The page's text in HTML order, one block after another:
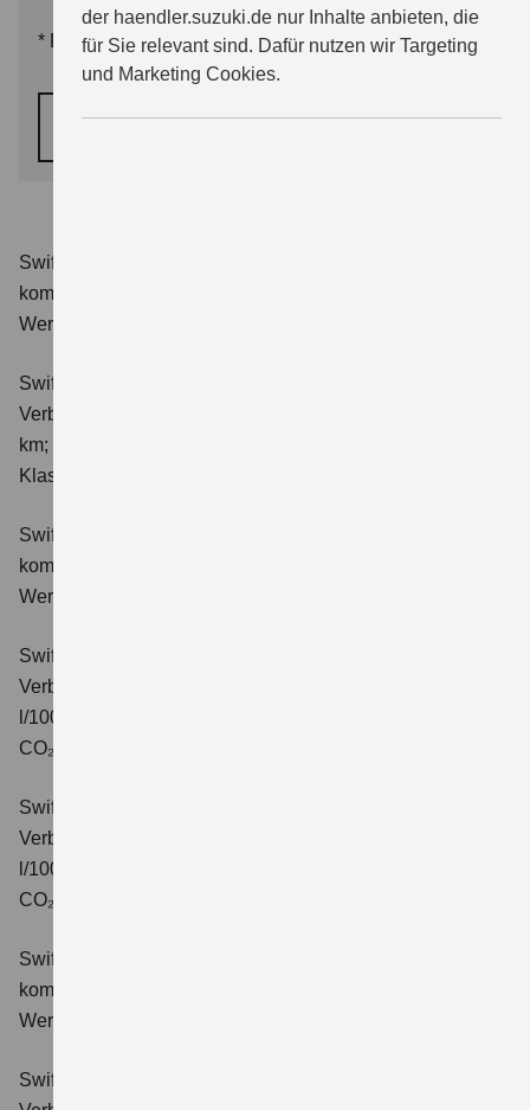
der haendler.suzuki.de nur Inhalte anbieten, die
für Sie relevant sind. Dafür nutzen wir Targeting
und Marketing Cookies.
* Pflichtfelder
Swift 1.2 DUALJET HYBRID Club
kombinierter Energieverbrauch 4,4 l/100km; kombinierter
Wert der CO₂-Emission: 98 g/km; CO₂-Klasse: C.
Swift 1.2 DUALJET HYBRID ALLGRIP Club
Verbrauchswerte: kombinierter Energieverbrauch 4,9 l/100
km; kombinierter Wert der CO₂-Emission: 111 g/km; CO₂-
Klasse: C.
Swift 1.2 DUALJET HYBRID Comfort
kombinierter Energieverbrauch 4,4 l/100km; kombinierter
Wert der CO₂-Emission: 99 g/km; CO₂-Klasse: C.
Swift 1.2 DUALJET HYBRID CVT Comfort
Verbrauchswerte: kombinierter Energieverbrauch 4,7
l/100km; kombinierter Wert der CO₂-Emission: 106 g/km;
CO₂-Klasse: C.
Swift 1.2 DUALJET HYBRID ALLGRIP Comfort
Verbrauchswerte: kombinierter Energieverbrauch 4,9
l/100km; kombinierter Wert der CO₂-Emission: 110 g/km;
CO₂-Klasse: C.
Swift 1.2 DUALJET HYBRID Comfort+
kombinierter Energieverbrauch 4,4 l/100km; kombinierter
Wert der CO₂-Emission: 99 g/km; CO₂-Klasse: C.
Swift 1.2 DUALJET HYBRID CVT Comfort+